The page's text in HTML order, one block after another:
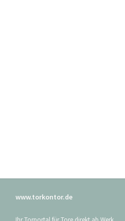
www.torkontor.de